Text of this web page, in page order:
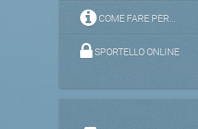
COME FARE PER...
SPORTELLO ONLINE